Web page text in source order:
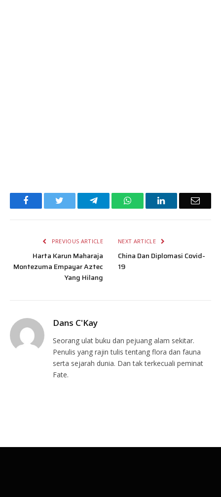
Facebook TelegramWhatsAppLinkedIn Email
PREVIOUS ARTICLE
Harta Karun Maharaja
Montezuma Empayar Aztec
Yang Hilang
NEXT ARTICLE
China Dan Diplomasi Covid-
19
Dans C'Kay
Seorang ulat buku dan pejuang alam sekitar.
Penulis yang rajin tulis tentang flora dan fauna
serta sejarah dunia. Dan tak terkecuali peminat
Fate.